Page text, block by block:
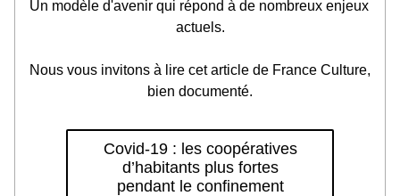
Un modèle d'avenir qui répond à de nombreux enjeux
actuels.
Nous vous invitons à lire cet article de France Culture,
bien documenté.
Covid-19 : les coopératives
d’habitants plus fortes
pendant le confinement